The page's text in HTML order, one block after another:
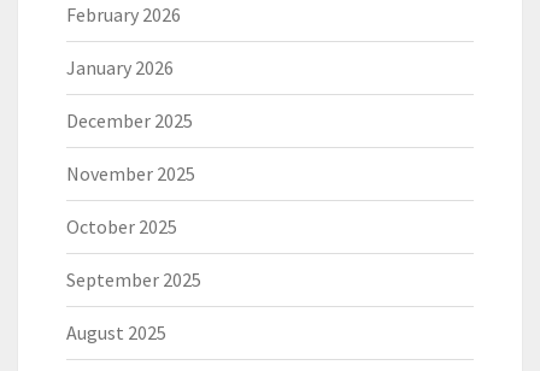
February 2026
January 2026
December 2025
November 2025
October 2025
September 2025
August 2025